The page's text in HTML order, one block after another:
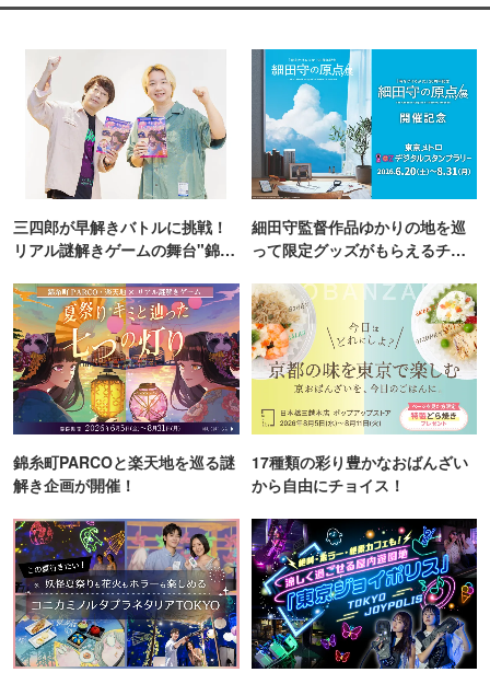
三四郎が早解きバトルに挑戦！
リアル謎解きゲームの舞台"錦糸
細田守監督作品ゆかりの地を巡
って限定グッズがもらえるチャ
錦糸町PARCOと楽天地を巡る謎
解き企画が開催！
17種類の彩り豊かなおばんざい
から自由にチョイス！